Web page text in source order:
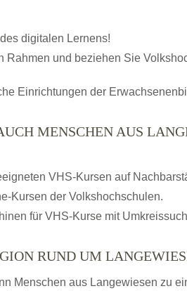
digitalen Lernens!
Rahmen und beziehen Sie
Einrichtungen der
MENSCHEN AUS
VHS-Kursen auf
Kursen der Volkshochschulen.
für VHS-Kurse mit
RUND UM
Menschen aus Langewiesen zu